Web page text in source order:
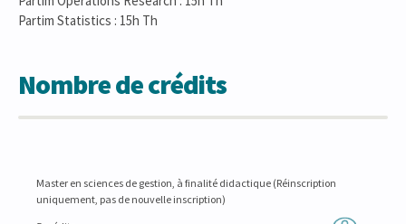
Partim Statistics : 15h Th
Nombre de crédits
Master en sciences de gestion, à finalité didactique (Réinscription
uniquement, pas de nouvelle inscription)